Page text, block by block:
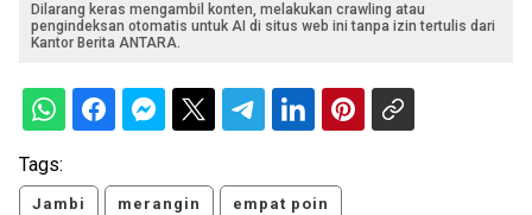
Dilarang keras mengambil konten, melakukan crawling atau
pengindeksan otomatis untuk AI di situs web ini tanpa izin tertulis dari
Kantor Berita ANTARA.
Tags:
Jambi merangin empat poin